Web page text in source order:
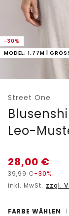
-30%
MODEL: 1,77M |
Street One
Leo-
28,00 €
39,99€-30%
inkl. MwSt. zzgl.
FARBE WÄHLEN |